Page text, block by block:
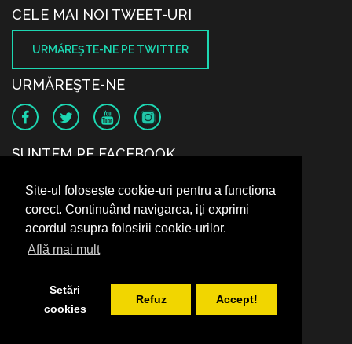
Site-ul folosește cookie-uri pentru a funcționa
corect. Continuând navigarea, iți exprimi
acordul asupra folosirii cookie-urilor.
Află mai mult
Setări
cookies
Refuz Accept!
CELE MAI NOI TWEET-URI
URMĂREŞTE-NE PE TWITTER
URMĂREŞTE-NE
SUNTEM PE FACEBOOK